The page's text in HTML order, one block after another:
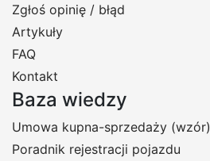
Zgłoś opinię / błąd
Artykuły
FAQ
Kontakt
Baza wiedzy
Umowa kupna-sprzedaży (wzór)
Poradnik rejestracji pojazdu